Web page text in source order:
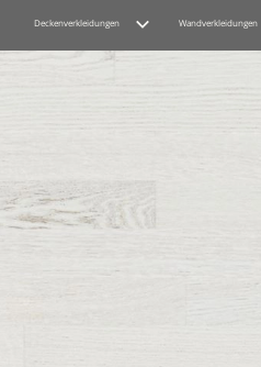
Deckenverkleidungen Wandverkleidungen